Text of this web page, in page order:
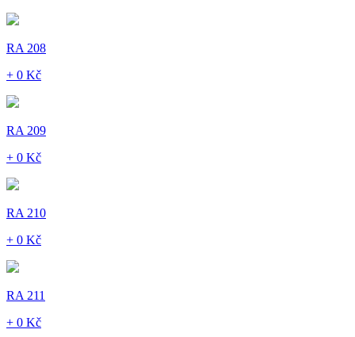
RA 208
+ 0 Kč
RA 209
+ 0 Kč
RA 210
+ 0 Kč
RA 211
+ 0 Kč